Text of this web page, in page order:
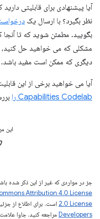
نظر بگیرد؟ با ارسال یک
بگویید. مطمئن شوید که تا آنجا
مشکلی که می خواهید حل کنید،
دیگری که ممکن است مفید باشد.
آیا می خواهید برخی از این
Capabilities Codelab را
این
جز در مواردی که غیر از این ذکر شده
Attribution 4.0 License
2.0 License است. برای اطلاع از
Developers‏